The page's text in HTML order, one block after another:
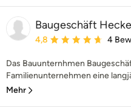
Baugeschäft
Durchschnittliche
4,8 4
Das Bauunternhmen
Familienunternehmen eine
Mehr